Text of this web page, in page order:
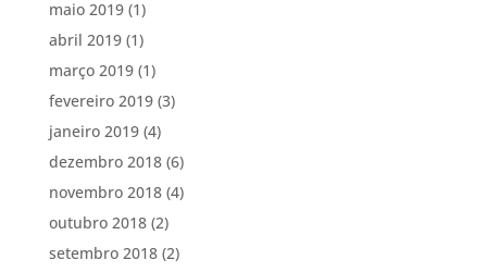
maio 2019(1)
abril 2019(1)
março 2019(1)
fevereiro 2019(3)
janeiro 2019(4)
dezembro 2018(6)
novembro 2018(4)
outubro 2018(2)
setembro 2018(2)